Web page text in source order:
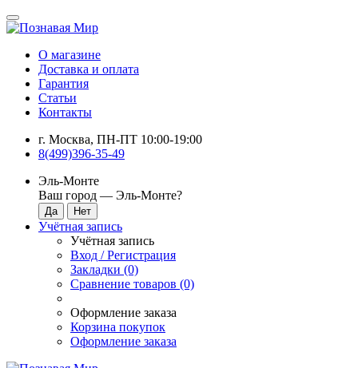
О магазине
Доставка и оплата
Гарантия
Статьи
Контакты
г. Москва, ПН-ПТ 10:00-19:00
8(499)396-35-49
Эль-Монте
Ваш город — Эль-Монте?
Учётная запись
Учётная запись
Вход / Регистрация
Закладки (0)
Сравнение товаров (0)
Оформление заказа
Корзина покупок
Оформление заказа